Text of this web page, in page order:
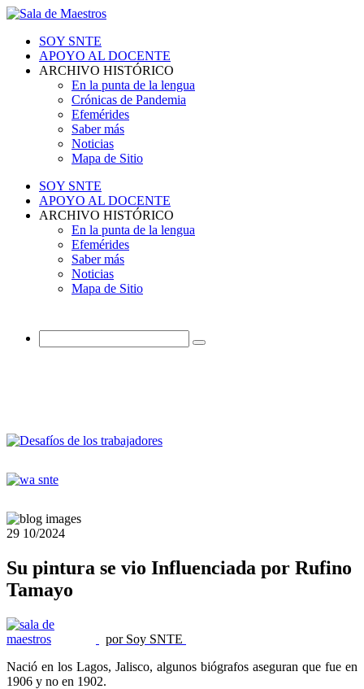
SOY SNTE
APOYO AL DOCENTE
ARCHIVO HISTÓRICO
En la punta de la lengua
Crónicas de Pandemia
Efemérides
Saber más
Noticias
Mapa de Sitio
SOY SNTE
APOYO AL DOCENTE
ARCHIVO HISTÓRICO
En la punta de la lengua
Efemérides
Saber más
Noticias
Mapa de Sitio
29 10/2024
Su pintura se vio Influenciada por Rufino
Tamayo
por Soy SNTE
Nació en los Lagos, Jalisco, algunos biógrafos aseguran que fue en
1906 y no en 1902.